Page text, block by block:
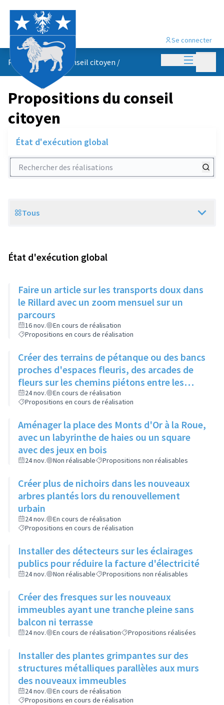
Menu
Se connecter
Propositions du conseil citoyen /
Propositions du conseil
citoyen
État d'exécution global
Rechercher des réalisations
Scope
Tous
État d'exécution global
Faire un article sur les transports doux dans
le Rillard avec un zoom mensuel sur un
parcours
16 nov.
En cours de réalisation
Propositions en cours de réalisation
Créer des terrains de pétanque ou des bancs
proches d'espaces fleuris, des arcades de
fleurs sur les chemins piétons entre les
immeubles
24 nov.
En cours de réalisation
Propositions en cours de réalisation
Aménager la place des Monts d'Or à la Roue,
avec un labyrinthe de haies ou un square
avec des jeux en bois
24 nov. Non réalisable Propositions non réalisables
Créer plus de nichoirs dans les nouveaux
arbres plantés lors du renouvellement
urbain
24 nov.
En cours de réalisation
Propositions en cours de réalisation
Installer des détecteurs sur les éclairages
publics pour réduire la facture d'électricité
24 nov. Non réalisable Propositions non réalisables
Créer des fresques sur les nouveaux
immeubles ayant une tranche pleine sans
balcon ni terrasse
24 nov. En cours de réalisation Propositions réalisées
Installer des plantes grimpantes sur des
structures métalliques parallèles aux murs
des nouveaux immeubles
24 nov.
En cours de réalisation
Propositions en cours de réalisation